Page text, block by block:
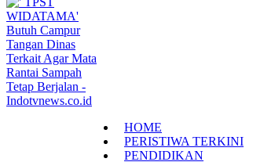
HOME
PERISTIWA TERKINI
PENDIDIKAN